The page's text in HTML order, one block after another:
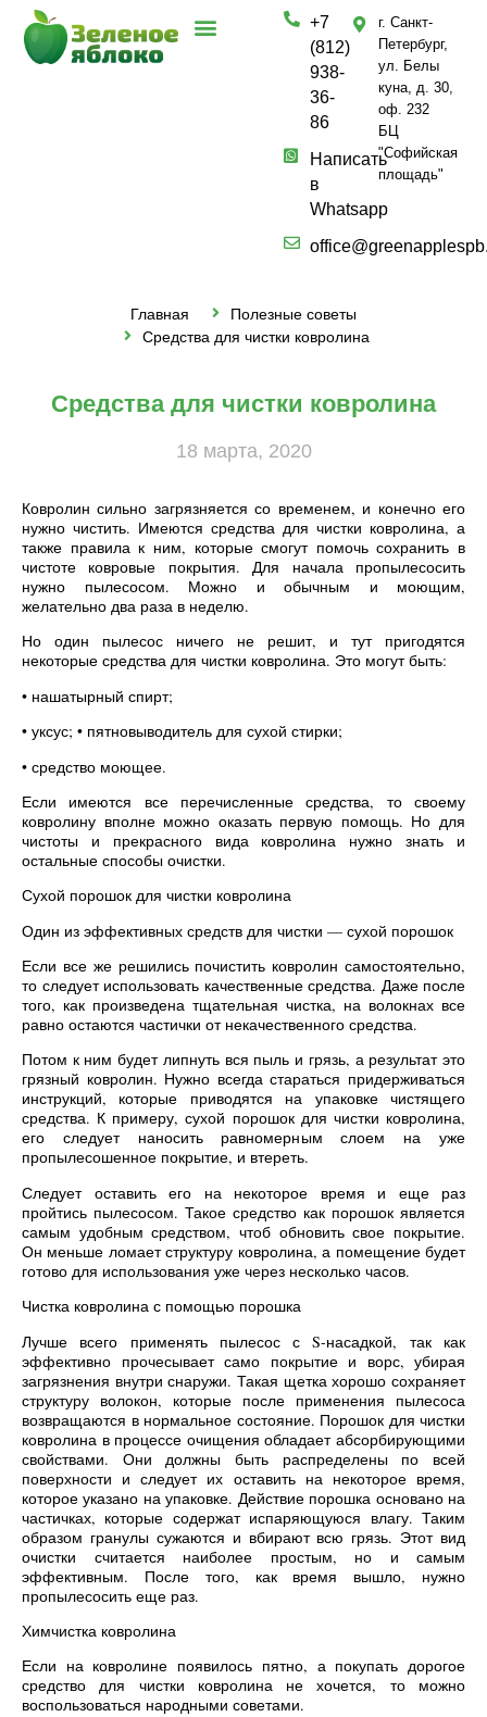
+7
(812)
938-
36-
86
Написать
в
Whatsapp
г. Санкт-
Петербург,
ул. Белы
куна, д. 30,
оф. 232
БЦ
"Софийская
площадь"
Главная
Полезные советы
Средства для чистки ковролина
Средства для чистки ковролина
18 марта, 2020
Ковролин сильно загрязняется со временем, и конечно его
нужно чистить. Имеются средства для чистки ковролина, а
также правила к ним, которые смогут помочь сохранить в
чистоте ковровые покрытия. Для начала пропылесосить
нужно пылесосом. Можно и обычным и моющим,
желательно два раза в неделю.
Но один пылесос ничего не решит, и тут пригодятся
некоторые средства для чистки ковролина. Это могут быть:
• нашатырный спирт;
• уксус; • пятновыводитель для сухой стирки;
• средство моющее.
Если имеются все перечисленные средства, то своему
ковролину вполне можно оказать первую помощь. Но для
чистоты и прекрасного вида ковролина нужно знать и
остальные способы очистки.
Сухой порошок для чистки ковролина
Один из эффективных средств для чистки — сухой порошок
Если все же решились почистить ковролин самостоятельно,
то следует использовать качественные средства. Даже после
того, как произведена тщательная чистка, на волокнах все
равно остаются частички от некачественного средства.
Потом к ним будет липнуть вся пыль и грязь, а результат это
грязный ковролин. Нужно всегда стараться придерживаться
инструкций, которые приводятся на упаковке чистящего
средства. К примеру, сухой порошок для чистки ковролина,
его следует наносить равномерным слоем на уже
пропылесошенное покрытие, и втереть.
Следует оставить его на некоторое время и еще раз
пройтись пылесосом. Такое средство как порошок является
самым удобным средством, чтоб обновить свое покрытие.
Он меньше ломает структуру ковролина, а помещение будет
готово для использования уже через несколько часов.
Чистка ковролина с помощью порошка
Лучше всего применять пылесос с S-насадкой, так как
эффективно прочесывает само покрытие и ворс, убирая
загрязнения внутри снаружи. Такая щетка хорошо сохраняет
структуру волокон, которые после применения пылесоса
возвращаются в нормальное состояние. Порошок для чистки
ковролина в процессе очищения обладает абсорбирующими
свойствами. Они должны быть распределены по всей
поверхности и следует их оставить на некоторое время,
которое указано на упаковке. Действие порошка основано на
частичках, которые содержат испаряющуюся влагу. Таким
образом гранулы сужаются и вбирают всю грязь. Этот вид
очистки считается наиболее простым, но и самым
эффективным. После того, как время вышло, нужно
пропылесосить еще раз.
Химчистка ковролина
Если на ковролине появилось пятно, а покупать дорогое
средство для чистки ковролина не хочется, то можно
воспользоваться народными советами.